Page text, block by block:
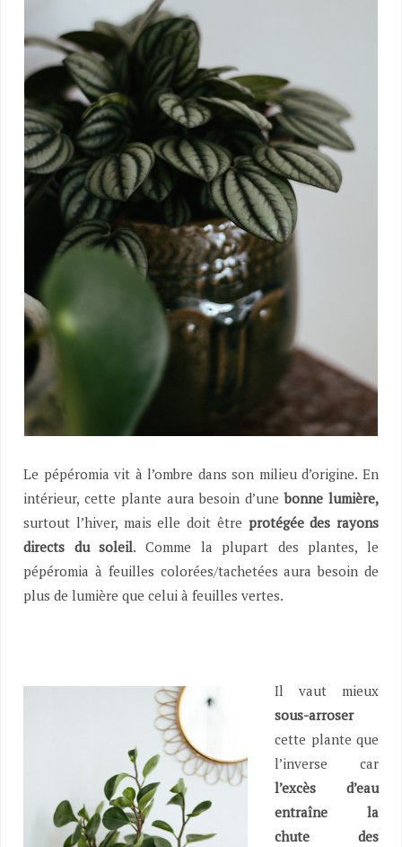
Le pépéromia vit à l’ombre dans son milieu d’origine. En
intérieur, cette plante aura besoin d’unebonne lumière,
surtout l’hiver, mais elle doit être protégée des rayons
directs du soleil. Comme la plupart des plantes, le
pépéromia à feuilles colorées/tachetées aura besoin de
plus de lumière que celui à feuilles vertes.
Il vaut mieux
sous-arroser
cette plante que
l’inverse car
l’excès d’eau
entraîne la
chute des